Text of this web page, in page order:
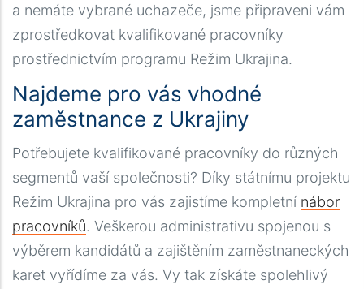
a nemáte vybrané uchazeče, jsme připraveni vám
zprostředkovat kvalifikované pracovníky
prostřednictvím programu Režim Ukrajina.
Najdeme pro vás vhodné
zaměstnance z Ukrajiny
Potřebujete kvalifikované pracovníky do různých
segmentů vaší společnosti? Díky státnímu projektu
Režim Ukrajina pro vás zajistíme kompletní nábor
pracovníků. Veškerou administrativu spojenou s
výběrem kandidátů a zajištěním zaměstnaneckých
karet vyřídíme za vás. Vy tak získáte spolehlivý